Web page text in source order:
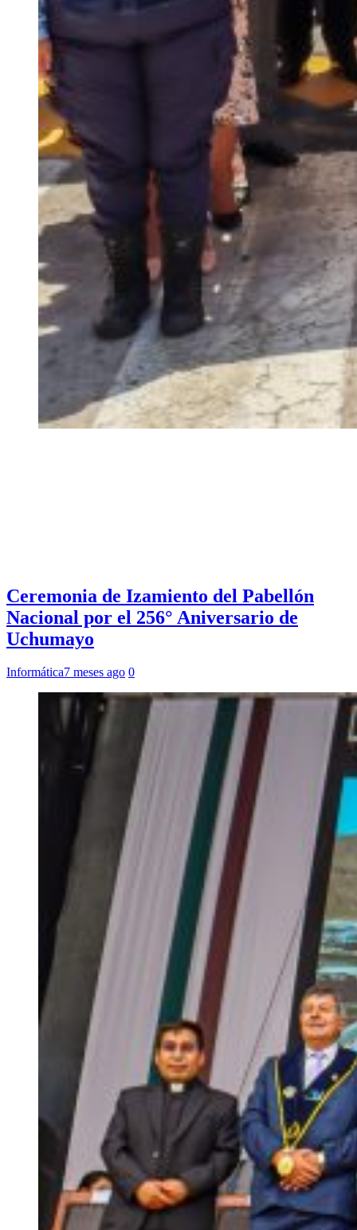
Ceremonia de Izamiento del Pabellón
Nacional por el 256° Aniversario de
Uchumayo
Informática7 meses ago 0